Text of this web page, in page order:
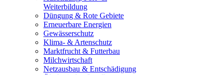
Weiterbildung
Düngung & Rote Gebiete
Erneuerbare Energien
Gewässerschutz
Klima- & Artenschutz
Marktfrucht & Futterbau
Milchwirtschaft
Netzausbau & Entschädigung